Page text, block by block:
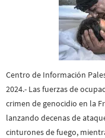
Centro de Información
2024.- Las fuerzas de
crimen de genocidio en la
lanzando decenas de
cinturones de fuego,